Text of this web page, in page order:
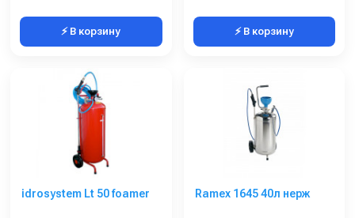
⚡ В корзину ⚡ В корзину
idrosystem Lt 50 foamer Ramex 1645 40л нерж